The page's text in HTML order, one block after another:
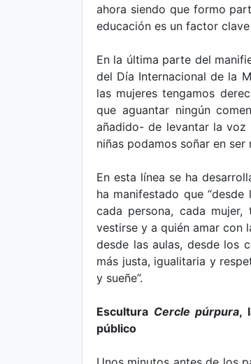
ahora siendo que formo
educación es un factor clave
En la última parte del
del Día Internacional de la
las mujeres tengamos
que aguantar ningún
añadido- de levantar la voz
niñas podamos soñar en
En esta línea se ha
ha manifestado que
cada persona, cada
vestirse y a quién amar con
desde las aulas, desde los
más justa, igualitaria y
y sueñe”.
Escultura Cercle púrpura,
público